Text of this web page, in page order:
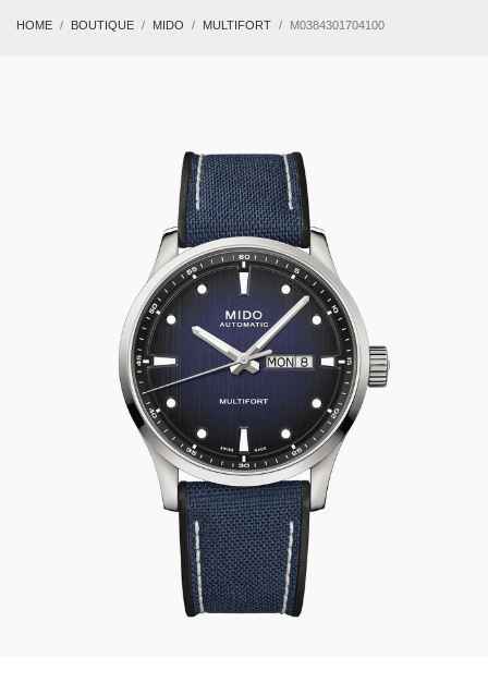
HOME BOUTIQUE MIDO MULTIFORT M0384301704100